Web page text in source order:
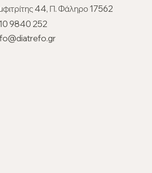
Νηστεία αλλά ισορροπημένα:
διατροφής
44, Π. Φάληρο 17562
9840 252